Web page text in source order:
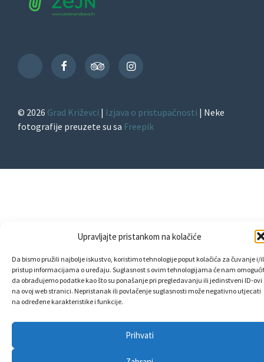
Upravljajte pristankom na kolačiće
Da bismo pružili najbolje iskustvo, koristimo tehnologije poput kolačića za čuvanje i/
pristup informacijama o uređaju. Suglasnost s ovim tehnologijama će nam
da obrađujemo podatke kao što su ponašanje pri pregledavanju ili jedinstveni ID-ovi
na ovoj web stranici. Nepristanak ili povlačenje suglasnosti može negativno utjecati
na određene karakteristike i funkcije.
Prihvati
TikTok
FacebookTripAdvisorInstagram
© 2026 Grad Križevci | Izjava o pristupačnosti | Neke
fotografije preuzete su sa Freepik